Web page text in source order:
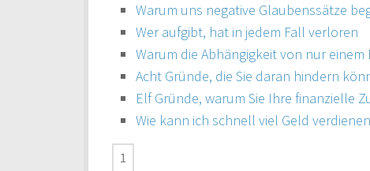
Warum uns negative Glaubenssätze
Wer aufgibt, hat in jedem Fall verloren
Warum die Abhängigkeit von nur
Acht Gründe, die Sie daran hindern
Elf Gründe, warum Sie Ihre finanzielle
Wie kann ich schnell viel Geld